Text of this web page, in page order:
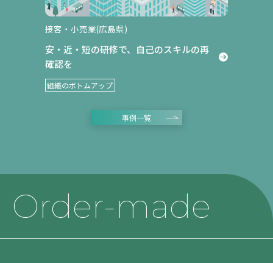
接客・小売業(広島県)
安・近・短の研修で、自己のスキルの再
確認を
組織のボトムアップ
事例一覧
Order-made